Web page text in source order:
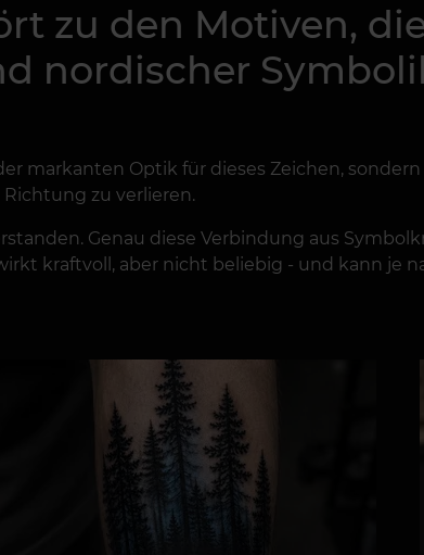
zu den Motiven,
nordischer
markanten Optik für dieses Zeichen,
zu verlieren.
Genau diese Verbindung aus
kraftvoll, aber nicht beliebig - und kann je